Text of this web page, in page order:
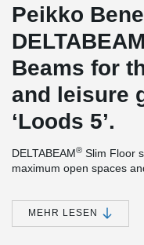
Peikko
DELTABEAM
Beams for
and leisure
‘Loods 5’.
DELTABEAM® Slim Floor
maximum open spaces
delivered with a fire
needed fire-protection at
building was completed
MEHR LESEN